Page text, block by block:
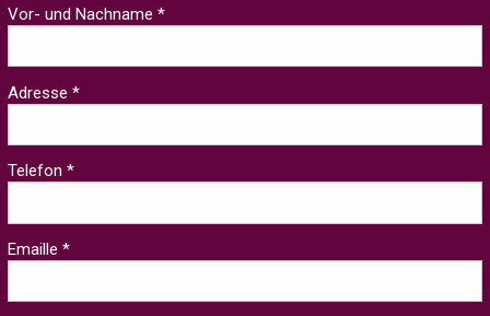
Vor- und Nachname *
Adresse *
Telefon *
Emaille *